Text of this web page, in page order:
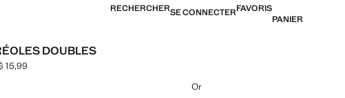
RECHERCHERSE CONNECTERFAVORIS
PANIER
DOUBLES
actuel [US$ 15,99 ]
15,99
une couleur
Or